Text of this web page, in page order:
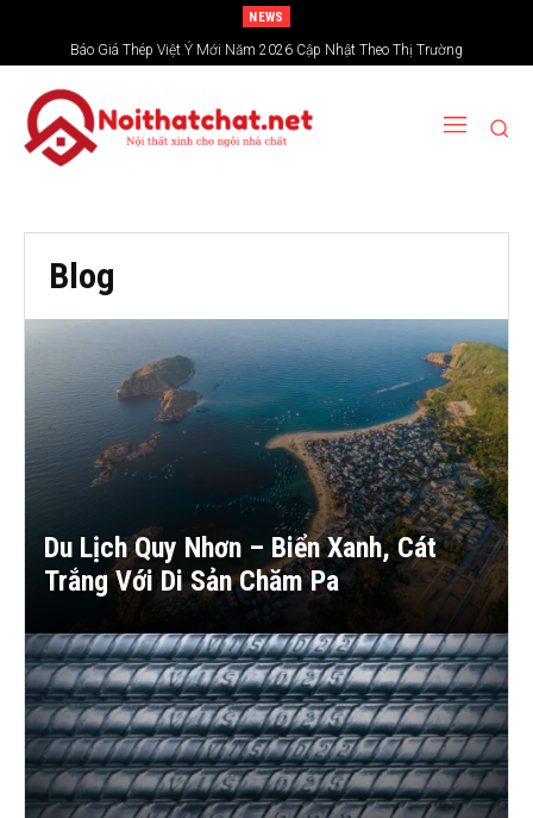
NEWS
Báo Giá Thép Việt Ý Mới Năm 2026 Cập Nhật Theo Thị Trường
Blog
Du Lịch Quy Nhơn – Biển Xanh, Cát
Trắng Với Di Sản Chăm Pa